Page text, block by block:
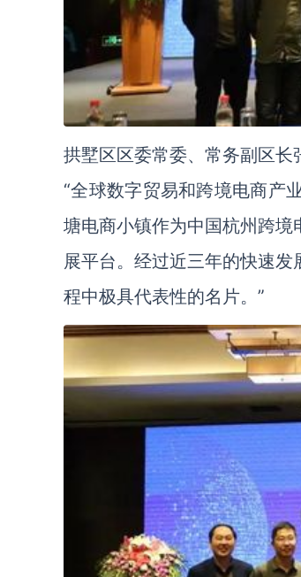
拱墅区区委常委、常务副区长
“全球数字贸易和跨境电商产
塘电商小镇作为中国杭州跨
展平台。经过近三年的快速
程中极具代表性的名片。”